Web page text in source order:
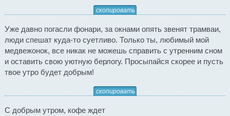
скопировать
Уже давно погасли фонари, за окнами опять звенят трамваи,
люди спешат куда-то суетливо. Только ты, любимый мой
медвежонок, все никак не можешь справить с утренним сном
и оставить свою уютную берлогу. Просыпайся скорее и пусть
твое утро будет добрым!
скопировать
С добрым утром, кофе ждет